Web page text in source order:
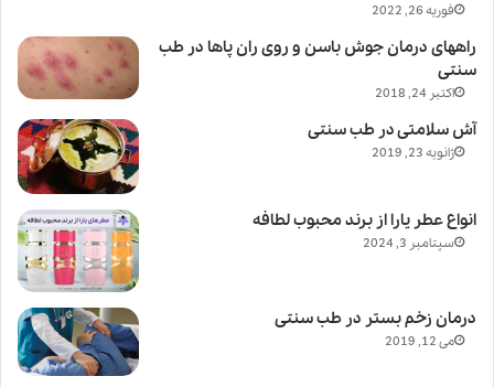
فوریه 26, 2022
راههای درمان جوش باسن و روی ران پاها در طب
سنتی
اکتبر 24, 2018
آش سلامتی در طب سنتی
ژانویه 23, 2019
انواع عطر یارا از برند محبوب لطافه
سپتامبر 3, 2024
درمان زخم بستر در طب سنتی
می 12, 2019